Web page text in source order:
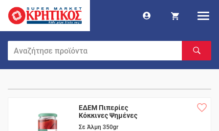
ΕΔΕΜ Πιπερίες
Κόκκινες Ψημένες
Σε Άλμη 350gr